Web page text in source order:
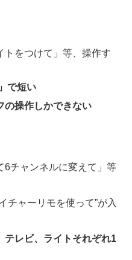
トをつけて」等、操作す
で短い
の操作しかできない
6チャンネルに変えて」等
チャーリモを使って”が入
テレビ、ライトそれぞれ1